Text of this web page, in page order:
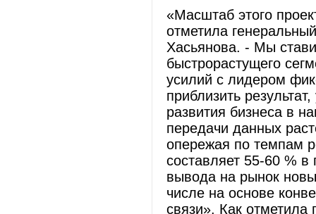
«Масштаб этого
отметила
Хасьянова. - Мы
быстрорастущего
усилий с лидером
приблизить
развития бизнеса в
передачи данных
опережая по темпам
составляет 55-60 %
вывода на рынок
числе на основе
связи». Как отметила